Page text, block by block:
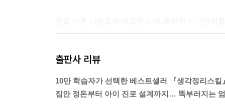
용하는 것에 중점을 두어야 한다. --- p.139
인생을 바꾸는데 아무런 노력 없이 바뀌는 것은
66일 동안만 새로운 습관과 만나는 시간에 익숙해
출판사 리뷰
10만 학습자가 선택한 베스트셀러 『생각정리스킬
집안 정돈부터 아이 진로 설계까지… 똑부러지는